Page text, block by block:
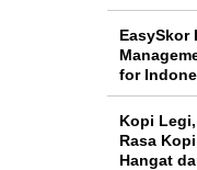
EasySkor
for
Kopi
Rasa
Hangat